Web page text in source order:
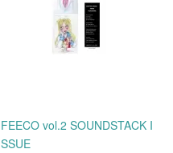
FEECO vol.2 SOUNDSTACK I
SSUE